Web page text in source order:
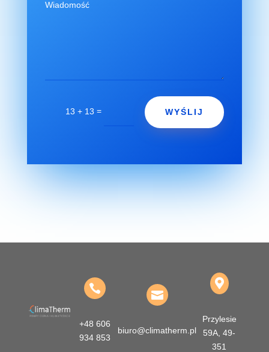
13 + 13 = WYŚLIJ

+48 606
934 853

biuro@climatherm.pl

Przylesie
59A, 49-
351